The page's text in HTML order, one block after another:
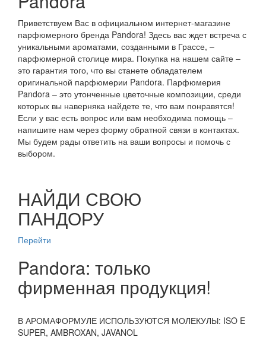
Приветствуем Вас в официальном интернет-магазине
парфюмерного бренда Pandora! Здесь вас ждет встреча с
уникальными ароматами, созданными в Грассе, –
парфюмерной столице мира. Покупка на нашем сайте –
это гарантия того, что вы станете обладателем
оригинальной парфюмерии Pandora. Парфюмерия
Pandora – это утонченные цветочные композиции, среди
которых вы наверняка найдете те, что вам понравятся!
Если у вас есть вопрос или вам необходима помощь –
напишите нам через форму обратной связи в контактах.
Мы будем рады ответить на ваши вопросы и помочь с
выбором.
НАЙДИ СВОЮ
ПАНДОРУ
Перейти
Pandora: только
фирменная продукция!
В АРОМАФОРМУЛЕ ИСПОЛЬЗУЮТСЯ МОЛЕКУЛЫ: ISO E
SUPER, AMBROXAN, JAVANOL